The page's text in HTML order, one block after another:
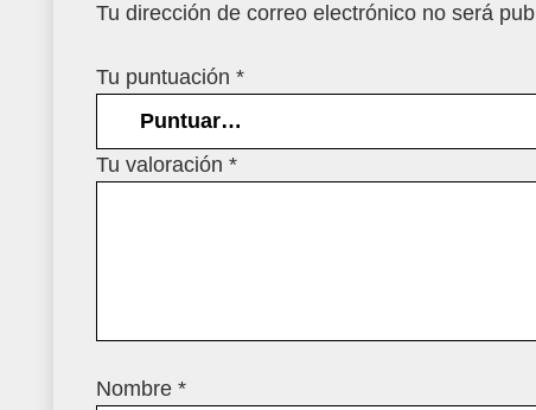
Tu dirección de correo electrónico no será
Tu puntuación *
Tu valoración *
Nombre *